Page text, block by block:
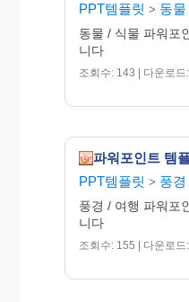
PPT템플릿 > 동
동물 / 식물 파워포
니다
조회수: 143 | 다운로드
파워포인트 템
PPT템플릿 > 풍경
풍경 / 여행 파워포
니다
조회수: 155 | 다운로드